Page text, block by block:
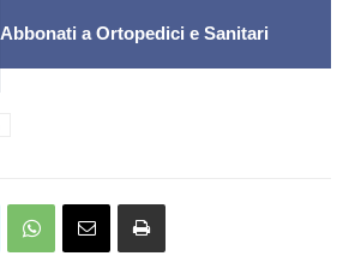
Abbonati a Ortopedici e Sanitari